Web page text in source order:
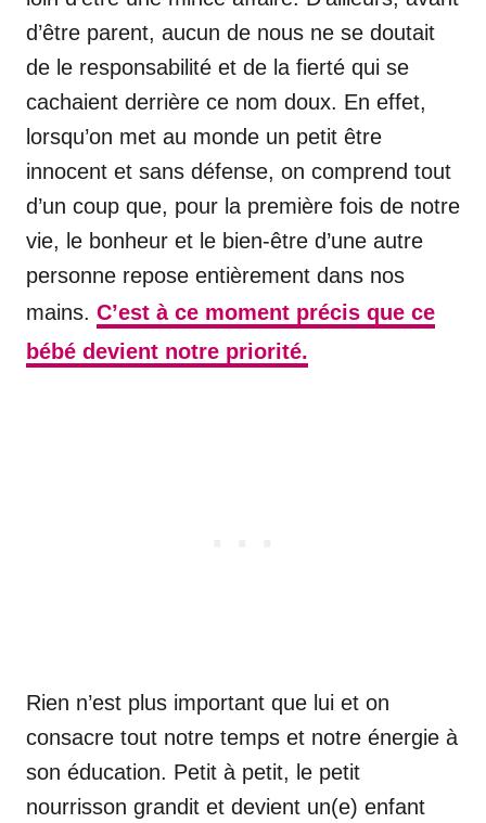
d’être parent, aucun de nous ne se doutait
de le responsabilité et de la fierté qui se
cachaient derrière ce nom doux. En effet,
lorsqu’on met au monde un petit être
innocent et sans défense, on comprend tout
d’un coup que, pour la première fois de notre
vie, le bonheur et le bien-être d’une autre
personne repose entièrement dans nos
mains. C’est à ce moment précis que ce
bébé devient notre priorité.
Rien n’est plus important que lui et on
consacre tout notre temps et notre énergie à
son éducation. Petit à petit, le petit
nourrisson grandit et devient un(e) enfant